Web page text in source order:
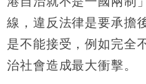
線，違反法律是要承擔
是不能接受，例如完全
治社會造成最大衝擊。